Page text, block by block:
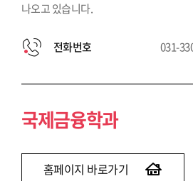
나오고 있습니다.
전화번호 031-
국제금융학과
홈페이지 바로가기